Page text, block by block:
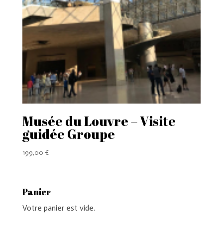
Musée du Louvre – Visite
guidée Groupe
199,00 €
Panier
Votre panier est vide.